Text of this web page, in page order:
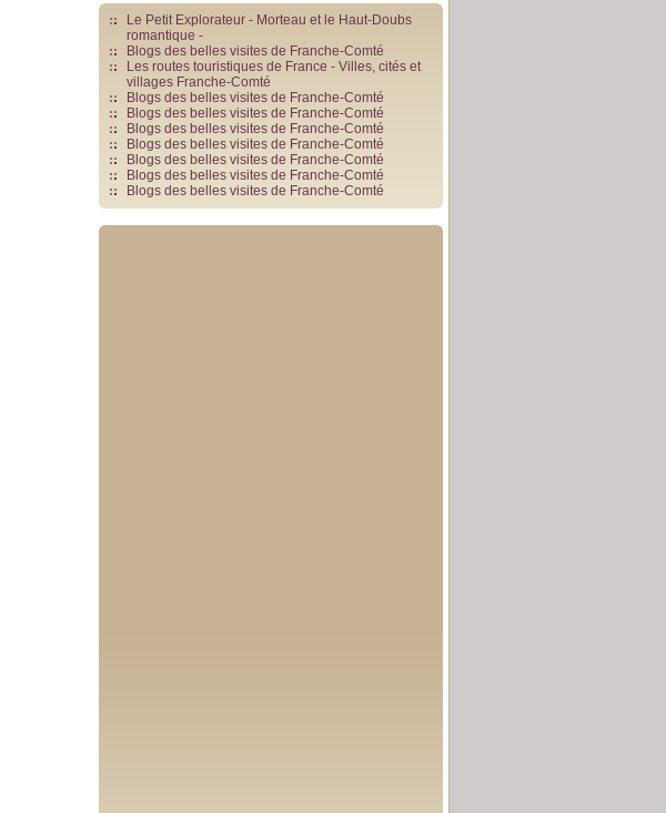
Le Petit Explorateur - Morteau et le Haut-Doubs
romantique -
Blogs des belles visites de Franche-Comté
Les routes touristiques de France - Villes, cités et
villages Franche-Comté
Blogs des belles visites de Franche-Comté
Blogs des belles visites de Franche-Comté
Blogs des belles visites de Franche-Comté
Blogs des belles visites de Franche-Comté
Blogs des belles visites de Franche-Comté
Blogs des belles visites de Franche-Comté
Blogs des belles visites de Franche-Comté